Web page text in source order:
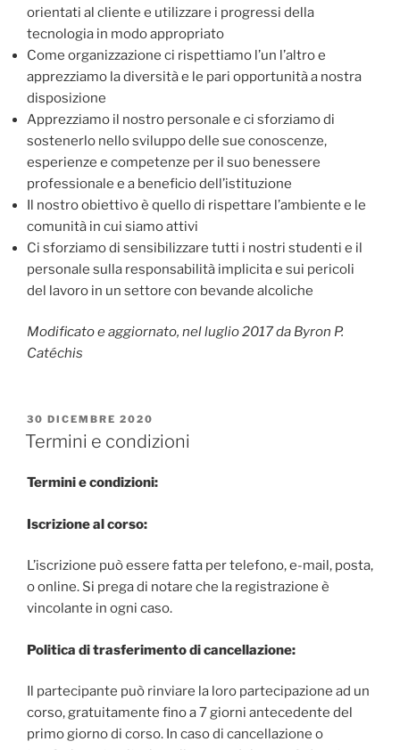
orientati al cliente e utilizzare i progressi della
tecnologia in modo appropriato
Come organizzazione ci rispettiamo l’un l’altro e
apprezziamo la diversità e le pari opportunità a nostra
disposizione
Apprezziamo il nostro personale e ci sforziamo di
sostenerlo nello sviluppo delle sue conoscenze,
esperienze e competenze per il suo benessere
professionale e a beneficio dell’istituzione
Il nostro obiettivo è quello di rispettare l’ambiente e le
comunità in cui siamo attivi
Ci sforziamo di sensibilizzare tutti i nostri studenti e il
personale sulla responsabilità implicita e sui pericoli
del lavoro in un settore con bevande alcoliche
Modificato e aggiornato, nel luglio 2017 da Byron P.
Catéchis
PUBBLICATO
IL
30 DICEMBRE 2020
Termini e condizioni
Termini e condizioni:
Iscrizione al corso:
L’iscrizione può essere fatta per telefono, e-mail, posta,
o online. Si prega di notare che la registrazione è
vincolante in ogni caso.
Politica di trasferimento di cancellazione:
Il partecipante può rinviare la loro partecipazione ad un
corso, gratuitamente fino a 7 giorni antecedente del
primo giorno di corso. In caso di cancellazione o